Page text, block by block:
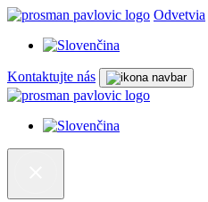
Odvetvia
Kontaktujte nás